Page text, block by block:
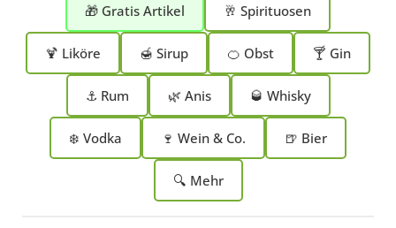
🎁 Gratis Artikel 🥂 Spirituosen
🍹 Liköre 🍯 Sirup 🍊 Obst 🍸 Gin
⚓ Rum 🌿 Anis 🥃 Whisky
❄️ Vodka 🍷 Wein & Co. 🍺 Bier
🔍 Mehr